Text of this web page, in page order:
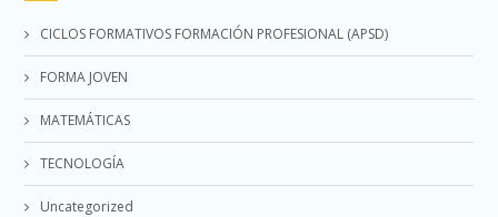
CICLOS FORMATIVOS FORMACIÓN PROFESIONAL (APSD)
FORMA JOVEN
MATEMÁTICAS
TECNOLOGÍA
Uncategorized